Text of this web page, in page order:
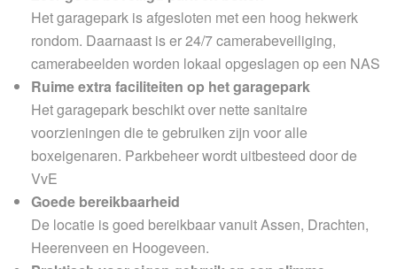
Het garagepark is afgesloten met een hoog hekwerk
rondom. Daarnaast is er 24/7 camerabeveiliging,
camerabeelden worden lokaal opgeslagen op een NAS
Ruime extra faciliteiten op het garagepark
Het garagepark beschikt over nette sanitaire
voorzieningen die te gebruiken zijn voor alle
boxeigenaren. Parkbeheer wordt uitbesteed door de
VvE
Goede bereikbaarheid
De locatie is goed bereikbaar vanuit Assen, Drachten,
Heerenveen en Hoogeveen.